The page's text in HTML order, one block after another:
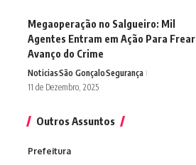
Megaoperação no Salgueiro: Mil
Agentes Entram em Ação Para Frear
Avanço do Crime
NoticiasSão GonçaloSegurança
11 de Dezembro, 2025
Outros Assuntos
Prefeitura